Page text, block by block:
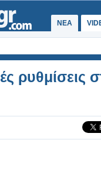
ΝΕΑ
ρυθμίσεις